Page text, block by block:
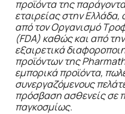
προϊόντα της
εταιρείας στην Ελλάδα,
από τον Οργανισμό
(FDA) καθώς και από
εξαιρετικά
προϊόντων της
εμπορικά προϊόντα,
συνεργαζόμενους
πρόσβαση ασθενείς σε
παγκοσμίως.